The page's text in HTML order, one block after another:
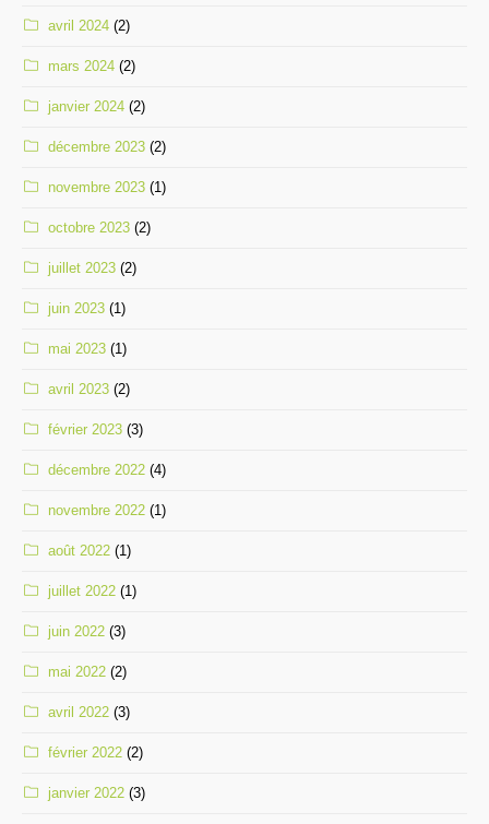
avril 2024 (2)
mars 2024 (2)
janvier 2024 (2)
décembre 2023 (2)
novembre 2023 (1)
octobre 2023 (2)
juillet 2023 (2)
juin 2023 (1)
mai 2023 (1)
avril 2023 (2)
février 2023 (3)
décembre 2022 (4)
novembre 2022 (1)
août 2022 (1)
juillet 2022 (1)
juin 2022 (3)
mai 2022 (2)
avril 2022 (3)
février 2022 (2)
janvier 2022 (3)